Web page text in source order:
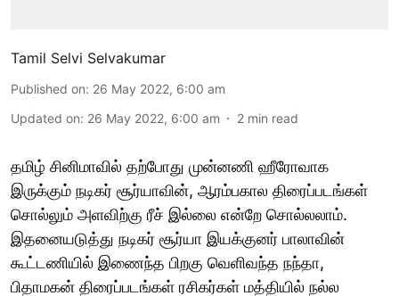
Tamil Selvi Selvakumar
Published on: 26 May 2022, 6:00 am
Updated on: 26 May 2022, 6:00 am 2 min read
தமிழ் சினிமாவில் தற்போது முன்னணி ஹீரோவாக
இருக்கும் நடிகர் சூர்யாவின், ஆரம்பகால திரைப்படங்கள்
சொல்லும் அளவிற்கு ரீச் இல்லை என்றே சொல்லலாம்.
இதனையடுத்து நடிகர் சூர்யா இயக்குனர் பாலாவின்
கூட்டணியில் இணைந்த பிறகு வெளிவந்த நந்தா,
பிதாமகன் திரைப்படங்கள் ரசிகர்கள் மத்தியில் நல்ல